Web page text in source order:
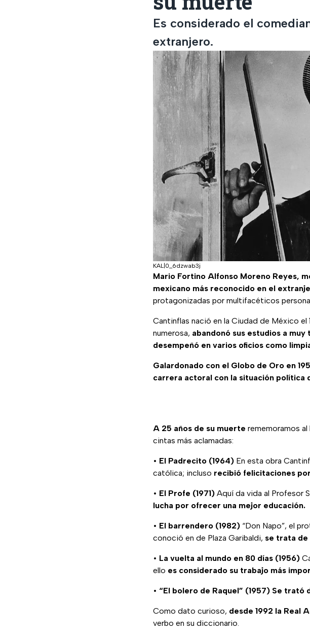
Es considerado el
extranjero.
KAL|0_6dzwab3j
Mario Fortino Alfonso Moreno Reyes,
mexicano más reconocido en el
protagonizadas por multifacéticos
Cantinflas nació en la Ciudad de México el
numerosa, abandonó sus estudios a
desempeñó en varios oficios como
Galardonado con el Globo de Oro en
carrera actoral con la situación política
A 25 años de su muerte rememoramos
cintas más aclamadas:
• El Padrecito (1964) En esta obra
católica; incluso recibió felicitaciones
• El Profe (1971) Aquí da vida al Profesor
lucha por ofrecer una mejor educación.
• El barrendero (1982) “Don Napo”, el
conoció en de Plaza Garibaldi, se trata de
• La vuelta al mundo en 80 días (1956)
ello es considerado su trabajo más
• “El bolero de Raquel” (1957) Se
Como dato curioso, desde 1992 la Real
verbo en su diccionario.